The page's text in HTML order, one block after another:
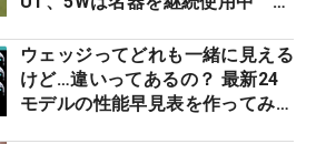
ウェッジってどれも一緒に見える
けど…違いってあるの？ 最新24
モデルの性能早見表を作ってみ